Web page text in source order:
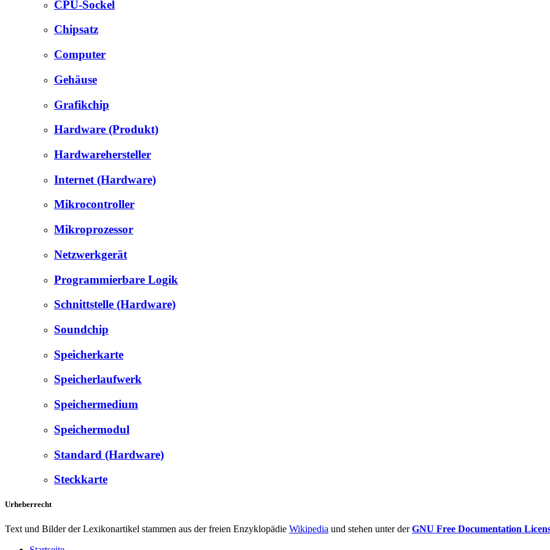
CPU-Sockel
Chipsatz
Computer
Gehäuse
Grafikchip
Hardware (Produkt)
Hardwarehersteller
Internet (Hardware)
Mikrocontroller
Mikroprozessor
Netzwerkgerät
Programmierbare Logik
Schnittstelle (Hardware)
Soundchip
Speicherkarte
Speicherlaufwerk
Speichermedium
Speichermodul
Standard (Hardware)
Steckkarte
Urheberrecht
Text und Bilder der Lexikonartikel stammen aus der freien Enzyklopädie Wikipedia und stehen unter derGNU Free Documentation